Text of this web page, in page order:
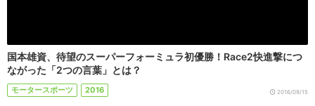
国本雄資、待望のスーパーフォーミュラ初優勝！Race2快進撃につ
ながった「2つの言葉」とは？
モータースポーツ 2016 2016/09/15